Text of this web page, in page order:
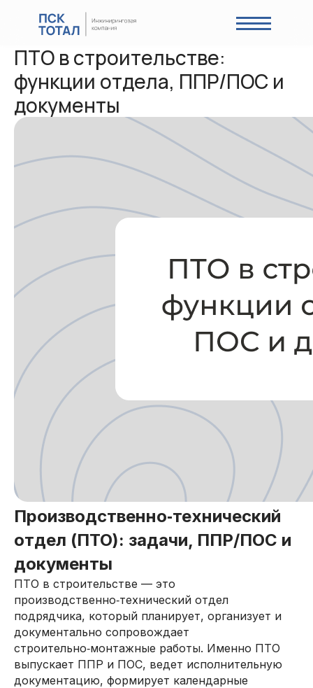
ПТО в строительстве:
функции отдела, ППР/ПОС и
документы
Производственно‑технический
отдел (ПТО): задачи, ППР/ПОС и
документы
ПТО в строительстве — это
производственно‑технический отдел
подрядчика, который планирует, организует и
документально сопровождает
строительно‑монтажные работы. Именно ПТО
выпускает ППР и ПОС, ведет исполнительную
документацию, формирует календарные